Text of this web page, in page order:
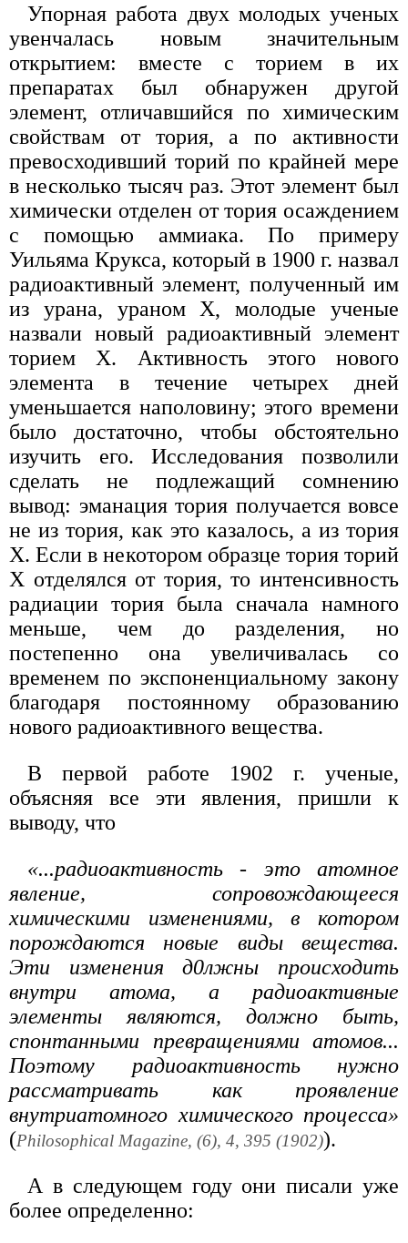
Упорная работа двух молодых ученых
увенчалась новым значительным
открытием: вместе с торием в их
препаратах был обнаружен другой
элемент, отличавшийся по химическим
свойствам от тория, а по активности
превосходивший торий по крайней мере
в несколько тысяч раз. Этот элемент был
химически отделен от тория осаждением
с помощью аммиака. По примеру
Уильяма Крукса, который в 1900 г. назвал
радиоактивный элемент, полученный им
из урана, ураном X, молодые ученые
назвали новый радиоактивный элемент
торием X. Активность этого нового
элемента в течение четырех дней
уменьшается наполовину; этого времени
было достаточно, чтобы обстоятельно
изучить его. Исследования позволили
сделать не подлежащий сомнению
вывод: эманация тория получается вовсе
не из тория, как это казалось, а из тория
X. Если в некотором образце тория торий
X отделялся от тория, то интенсивность
радиации тория была сначала намного
меньше, чем до разделения, но
постепенно она увеличивалась со
временем по экспоненциальному закону
благодаря постоянному образованию
нового радиоактивного вещества.
В первой работе 1902 г. ученые,
объясняя все эти явления, пришли к
выводу, что
«...радиоактивность - это атомное
явление, сопровождающееся
химическими изменениями, в котором
порождаются новые виды вещества.
Эти изменения д0лжны происходить
внутри атома, а радиоактивные
элементы являются, должно быть,
спонтанными превращениями атомов...
Поэтому радиоактивность нужно
рассматривать как проявление
внутриатомного химического процесса»
(Philosophical Magazine, (6), 4, 395 (1902)).
А в следующем году они писали уже
более определенно: